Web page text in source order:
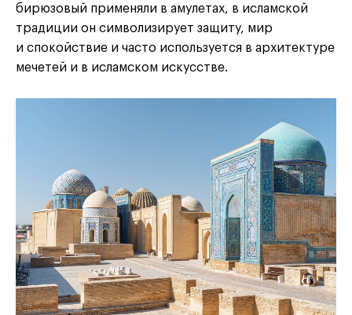
бирюзовый применяли в амулетах, в исламской
традиции он символизирует защиту, мир
и спокойствие и часто используется в архитектуре
мечетей и в исламском искусстве.